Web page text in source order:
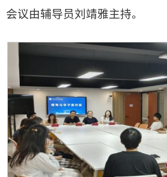
会议由辅导员刘靖雅主持。